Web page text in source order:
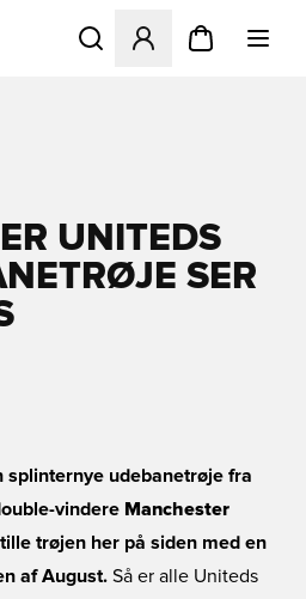
Åbner en Modal til at
UNITEDS
SER
splinternye udebanetrøje fra
vindere Manchester
trøjen her på siden med en
af August. Så er alle Uniteds